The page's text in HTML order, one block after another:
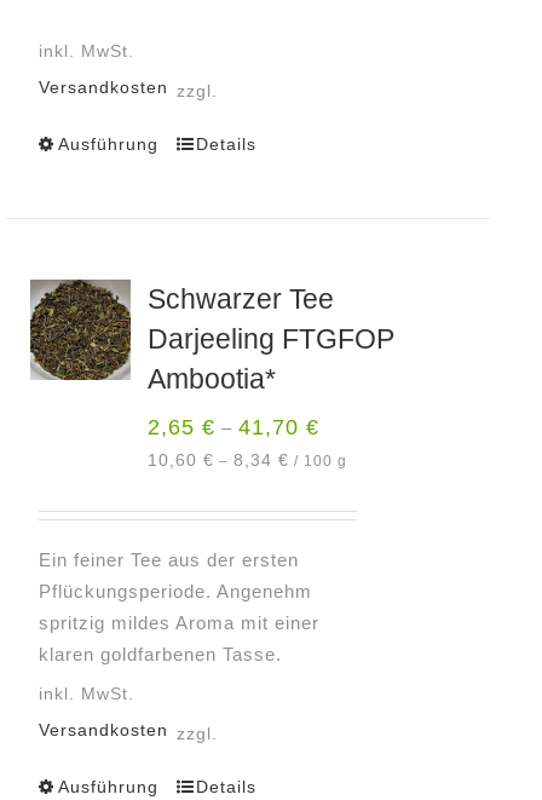
inkl. MwSt.
zzgl.
Versandkosten
Ausführung
Dieses
auf.
Die
Optionen
auf
der
gewählt
werden
Details
Schwarzer Tee
Darjeeling FTGFOP
Ambootia*
2,65€ –41,70€
10,60€ –8,34€ / 100 g
Ein feiner Tee aus der ersten
Pflückungsperiode. Angenehm
spritzig mildes Aroma mit einer
klaren goldfarbenen Tasse.
inkl. MwSt.
zzgl.
Versandkosten
Ausführung
Dieses
Details